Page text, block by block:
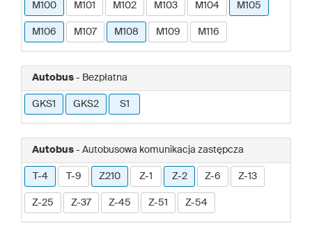
M100 M101 M102 M103 M104 M105
M106 M107 M108 M109 M116
Autobus - Bezpłatna
GKS1 GKS2 S1
Autobus - Autobusowa komunikacja zastępcza
T-4 T-9 Z210 Z-1 Z-2 Z-6 Z-13
Z-25 Z-37 Z-45 Z-51 Z-54